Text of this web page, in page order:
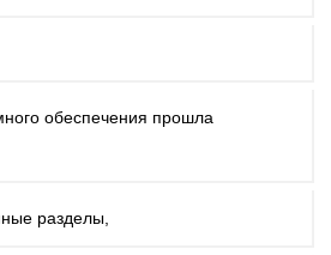
обеспечения прошла
разделы,